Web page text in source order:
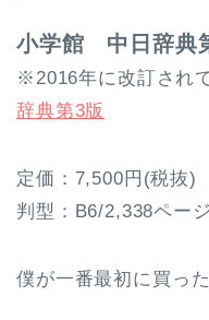
小学館 中日辞典
※2016年に改訂され
辞典第3版
定価：7,500円(税抜)
判型：B6/2,338ページ
僕が一番最初に買っ